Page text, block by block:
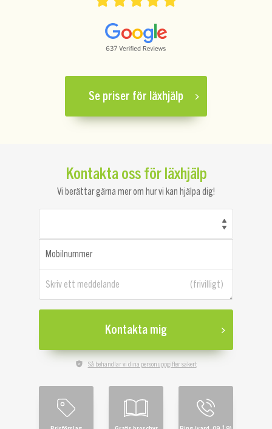
Se priser för läxhjälp
Kontakta oss för läxhjälp
Vi berättar gärna mer om hur vi kan hjälpa dig!
Mobilnummer
Skriv ett meddelande
Kontakta mig
Så behandlar vi dina personuppgifter säkert